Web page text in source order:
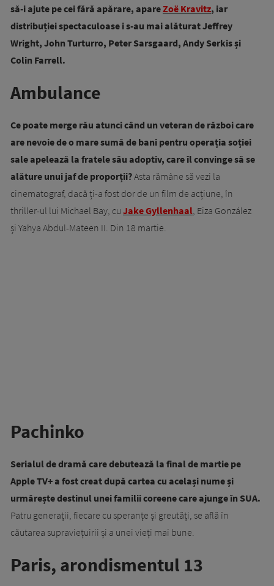
să-i ajute pe cei fără apărare, apareZoë Kravitz, iar
distribuției spectaculoase i s-au mai alăturat Jeffrey
Wright, John Turturro, Peter Sarsgaard, Andy Serkis și
Colin Farrell.
Ambulance
Ce poate merge rău atunci când un veteran de război care
are nevoie de o mare sumă de bani pentru operația soției
sale apelează la fratele său adoptiv, care îl convinge să se
alăture unui jaf de proporții?Asta rămâne să vezi la
cinematograf, dacă ți-a fost dor de un film de acțiune, în
thriller-ul lui Michael Bay, cu Jake Gyllenhaal , Eiza González
și Yahya Abdul-Mateen II. Din 18 martie.
Pachinko
Serialul de dramă care debutează la final de martie pe
Apple TV+ a fost creat după cartea cu același nume și
urmărește destinul unei familii coreene care ajunge în SUA.
Patru generații, fiecare cu speranțe și greutăți, se află în
căutarea supraviețuirii și a unei vieți mai bune.
Paris, arondismentul 13